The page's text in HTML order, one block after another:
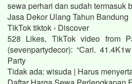
sewa perhari dan sudah termasuk
Jasa Dekor Ulang Tahun Bandung
TikTok tiktok › Discover
528 Likes, TikTok video from
(sevenpartydecor): “Cari.
Party
Tidak ada: wisuda ‎| Harus